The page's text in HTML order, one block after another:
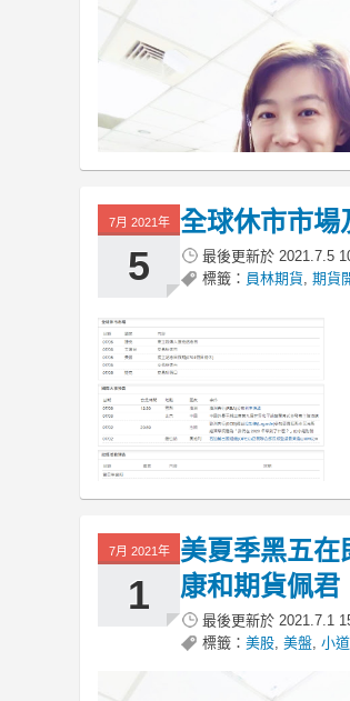
7月 2021年
5
全球休市市場
最後更新於 2021.7.5
標籤： 員林期貨 期貨
7月 2021年
1
美夏季黑五
康和期貨佩君
最後更新於 2021.7.1
標籤： 美股 美盤 小